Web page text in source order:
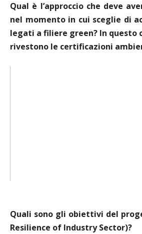
Qual è l’approccio che deve
nel momento in cui sceglie di
legati a filiere green? In questo
rivestono le certificazioni
Quali sono gli obiettivi del
Resilience of Industry Sector)?